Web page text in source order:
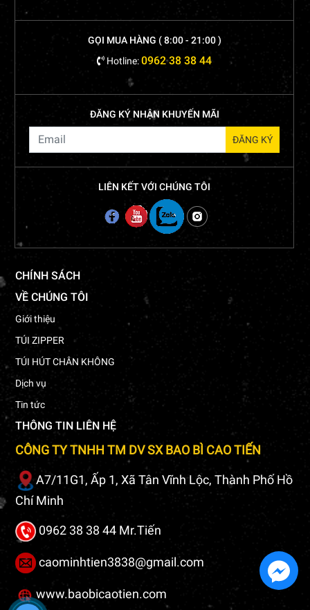
GỌI MUA HÀNG ( 8:00 - 21:00 )
Hotline:0962 38 38 44
ĐĂNG KÝ NHẬN KHUYẾN MÃI
LIÊN KẾT VỚI CHÚNG TÔI
CHÍNH SÁCH
VỀ CHÚNG TÔI
Giới thiệu
TÚI ZIPPER
TÚI HÚT CHÂN KHÔNG
Dịch vụ
Tin tức
THÔNG TIN LIÊN HỆ
CÔNG TY TNHH TM DV SX BAO BÌ CAO TIẾN
A7/11G1, Ấp 1, Xã Tân Vĩnh Lộc, Thành Phố Hồ
Chí Minh
0962 38 38 44 Mr.Tiến
caominhtien3838@gmail.com
www.baobicaotien.com